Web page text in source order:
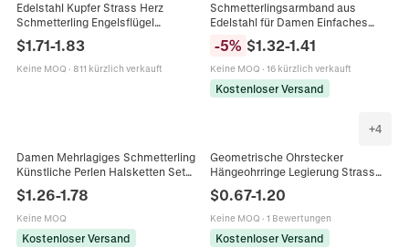
Edelstahl Kupfer Strass Herz
Schmetterling Engelsflügel
Anhänger Halskette Für Damen
Verstellbare Kette Individueller
Schmuck
$1.71-1.83
Keine MOQ · 811 kürzlich verkauft
Schmetterlingsarmband aus
Edelstahl für Damen Einfaches
Zirkonia Eingelegtes
Schmetterlingsanhänger
Handschmuck Verstellbar Gold
Roségold Silber
-5% $1.32-1.41
Keine MOQ · 16 kürzlich verkauft
Kostenloser Versand
Damen Mehrlagiges Schmetterling
Künstliche Perlen Halsketten Set
Legierung Zirkonia Anhänger
Quaste Schmuck Geschenk
$1.26-1.78
Keine MOQ
Kostenloser Versand
+4
Geometrische Ohrstecker
Hängeohrringe Legierung Strass
Stern Hase Mit Silbernem
Ohrstecker
$0.67-1.20
Keine MOQ · 1 Bewertungen
Kostenloser Versand